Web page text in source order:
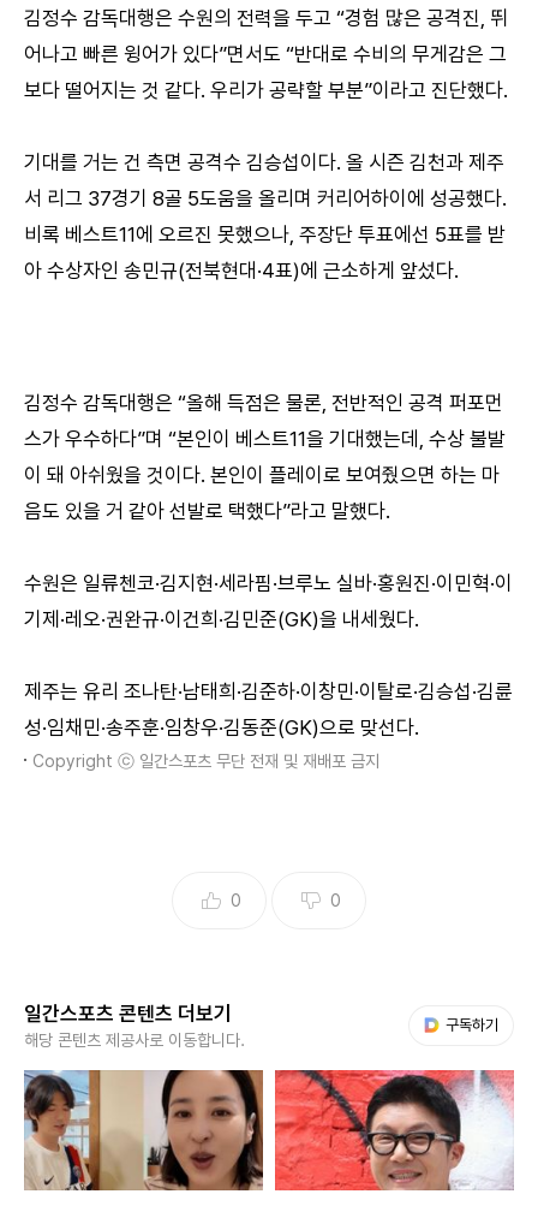
김정수 감독대행은 수원의 전력을 두고 “경험 많은 공격진, 뛰
어나고 빠른 윙어가 있다”면서도 “반대로 수비의 무게감은 그
보다 떨어지는 것 같다. 우리가 공략할 부분”이라고 진단했다.
기대를 거는 건 측면 공격수 김승섭이다. 올 시즌 김천과 제주
서 리그 37경기 8골 5도움을 올리며 커리어하이에 성공했다.
비록 베스트11에 오르진 못했으나, 주장단 투표에선 5표를 받
아 수상자인 송민규(전북현대·4표)에 근소하게 앞섰다.
김정수 감독대행은 “올해 득점은 물론, 전반적인 공격 퍼포먼
스가 우수하다”며 “본인이 베스트11을 기대했는데, 수상 불발
이 돼 아쉬웠을 것이다. 본인이 플레이로 보여줬으면 하는 마
음도 있을 거 같아 선발로 택했다”라고 말했다.
수원은 일류첸코·김지현·세라핌·브루노 실바·홍원진·이민혁·이
기제·레오·권완규·이건희·김민준(GK)을 내세웠다.
제주는 유리 조나탄·남태희·김준하·이창민·이탈로·김승섭·김륜
성·임채민·송주훈·임창우·김동준(GK)으로 맞선다.
Copyright ⓒ 일간스포츠 무단 전재 및 재배포 금지
0 0
일간스포츠 콘텐츠 더보기
해당 콘텐츠 제공사로 이동합니다.
구독하기